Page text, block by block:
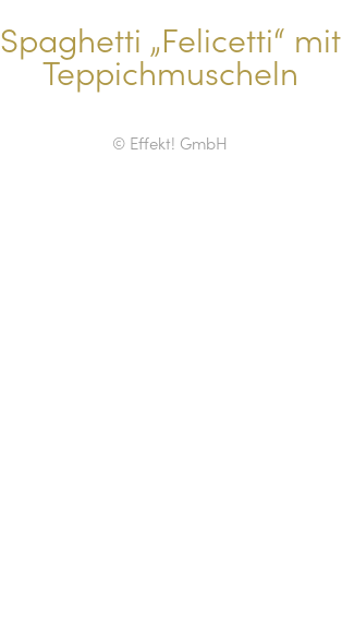
Spaghetti „Felicetti“ mit
Teppichmuscheln
© Effekt! GmbH